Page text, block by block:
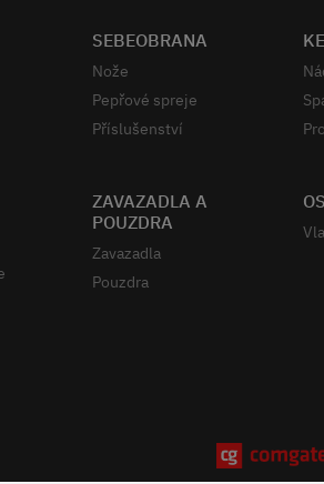
SEBEOBRANA
Nože
Pepřové spreje
Příslušenství
ZAVAZADLA A
POUZDRA
Zavazadla
Pouzdra